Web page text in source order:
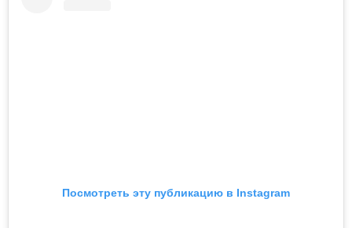
Посмотреть эту публикацию в Instagram